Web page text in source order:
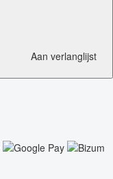
Aan verlanglijst